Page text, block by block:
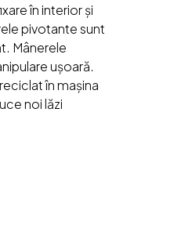
în interior și
pivotante sunt
Mânerele
ușoară.
în mașina
noi lăzi